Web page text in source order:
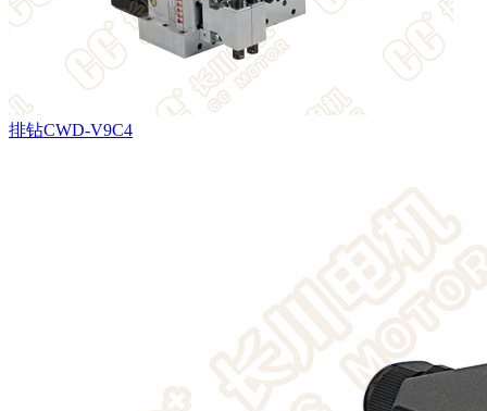
排钻CWD-V9C4